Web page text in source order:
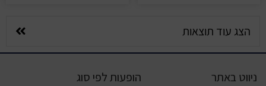
הצג עוד תוצאות
ניווט באתר הופעות לפי סוג